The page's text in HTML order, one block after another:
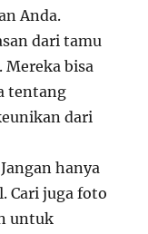
Anda.
dari tamu
Mereka bisa
tentang
dari
Jangan hanya
Cari juga foto
untuk